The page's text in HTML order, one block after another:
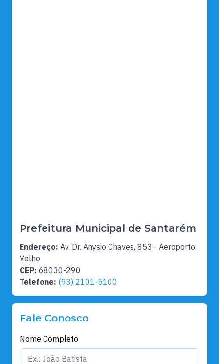
Prefeitura Municipal de Santarém
Endereço: Av. Dr. Anysio Chaves, 853 - Aeroporto
Velho
CEP: 68030-290
Telefone: (93) 2101-5100
Fale Conosco
Nome Completo